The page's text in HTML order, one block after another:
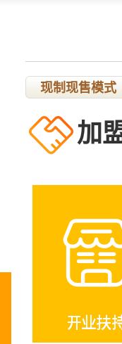
现制现售模式
加